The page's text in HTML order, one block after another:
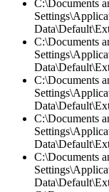
C:\Documents
C:\Documents
C:\Documents
C:\Documents
C:\Documents